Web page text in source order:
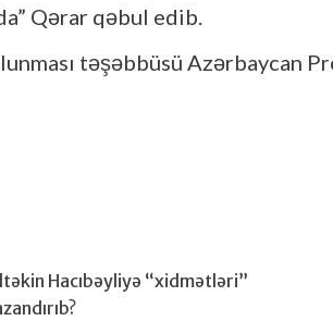
Qərar qəbul edib.
təşəbbüsü Azərbaycan
Hacıbəyliyə “xidmətləri”